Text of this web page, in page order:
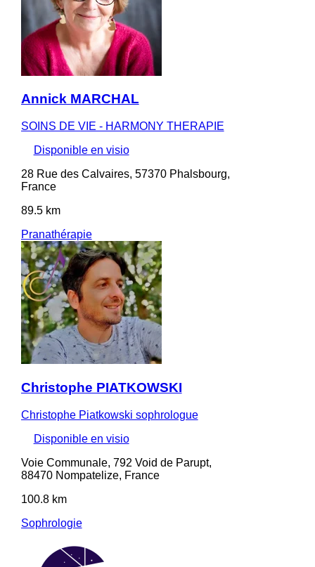
Annick MARCHAL
SOINS DE VIE - HARMONY THERAPIE
Disponible en visio
28 Rue des Calvaires, 57370 Phalsbourg,
France
89.5 km
Pranathérapie
Christophe PIATKOWSKI
Christophe Piatkowski sophrologue
Disponible en visio
Voie Communale, 792 Void de Parupt,
88470 Nompatelize, France
100.8 km
Sophrologie